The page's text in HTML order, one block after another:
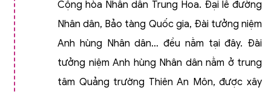
Cộng hòa Nhân dân Trung Hoa. Đại lễ đường
Nhân dân, Bảo tàng Quốc gia, Đài tưởng niệm
Anh hùng Nhân dân… đều nằm tại đây. Đài
tưởng niệm Anh hùng Nhân dân nằm ở trung
tâm Quảng trường Thiên An Môn, được xây